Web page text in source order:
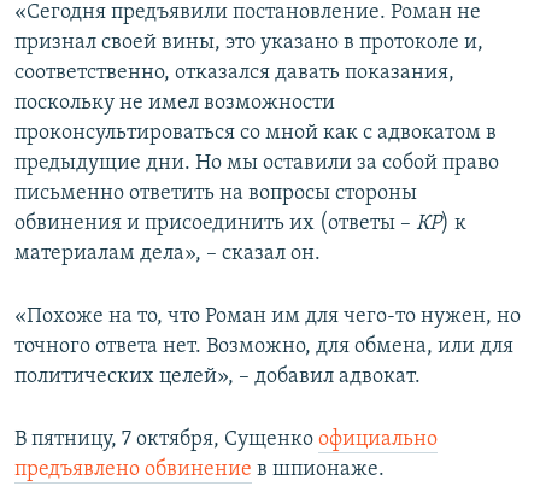
«Сегодня предъявили постановление. Роман не
признал своей вины, это указано в протоколе и,
соответственно, отказался давать показания,
поскольку не имел возможности
проконсультироваться со мной как с адвокатом в
предыдущие дни. Но мы оставили за собой право
письменно ответить на вопросы стороны
обвинения и присоединить их (ответы – КР) к
материалам дела», – сказал он.
«Похоже на то, что Роман им для чего-то нужен, но
точного ответа нет. Возможно, для обмена, или для
политических целей», – добавил адвокат.
В пятницу, 7 октября, Сущенко официально
предъявлено обвинение в шпионаже.